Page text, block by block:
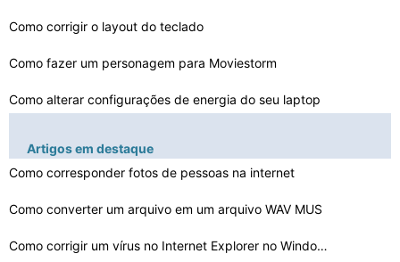
Como corrigir o layout do teclado
Como fazer um personagem para Moviestorm
Como alterar configurações de energia do seu laptop
Como usar expressões IIF em Campos e Cálculos
Como acelerar o seu computador rápido
Será que a entrada do sistema operacional de controle …
Artigos em destaque
Como corresponder fotos de pessoas na internet
Como converter um arquivo em um arquivo WAV MUS
Como corrigir um vírus no Internet Explorer no Windows…